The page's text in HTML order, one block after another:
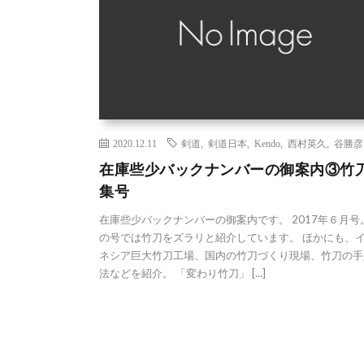
2020.12.11 剣道 剣道日本 Kendo 西村英久 谷勝彦
在庫些少バックナンバーの御案内③竹
集号
在庫些少バックナンバーの御案内です。 2017年６月号
の号では竹刀をズラリと紹介しています。 ほかにも、
ネシア巨大竹刀工場、国内の竹刀づくり現場、竹刀の
法などを紹介。 「変わり竹刀」 […]